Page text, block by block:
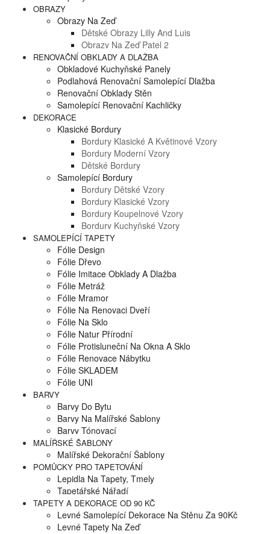
OBRAZY
Obrazy Na Zeď
Dětské Obrazy Lilly And Luis
Obrazy Na Zeď Patel 2
RENOVAČNÍ OBKLADY A DLAŽBA
Obkladové Kuchyňské Panely
Podlahová Renovační Samolepící Dlažba
Renovační Obklady Stěn
Samolepící Renovační Kachličky
DEKORACE
Klasické Bordury
Bordury Klasické A Květinové Vzory
Bordury Moderní Vzory
Dětské Bordury
Samolepící Bordury
Bordury Dětské Vzory
Bordury Klasické Vzory
Bordury Koupelnové Vzory
Bordury Kuchyňské Vzory
SAMOLEPÍCÍ TAPETY
Fólie Design
Fólie Dřevo
Fólie Imitace Obklady A Dlažba
Fólie Metráž
Fólie Mramor
Fólie Na Renovaci Dveří
Fólie Na Sklo
Fólie Natur Přírodní
Fólie Protisluneční Na Okna A Sklo
Fólie Renovace Nábytku
Fólie SKLADEM
Fólie UNI
BARVY
Barvy Do Bytu
Barvy Na Malířské Šablony
Barvy Tónovací
MALÍŘSKÉ ŠABLONY
Malířské Dekorační Šablony
POMŮCKY PRO TAPETOVÁNÍ
Lepidla Na Tapety, Tmely
Tapetářské Nářadí
TAPETY A DEKORACE OD 90 KČ
Levné Samolepící Dekorace Na Stěnu Za 90Kč
Levné Tapety Na Zeď